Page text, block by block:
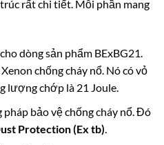
rất chi tiết. Mỗi phần mang
dòng sản phẩm BExBG21.
chống cháy nổ. Nó có vỏ
lượng chớp là 21 Joule.
bảo vệ chống cháy nổ. Đó
Protection (Ex tb)